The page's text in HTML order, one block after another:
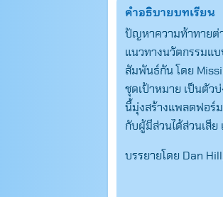
คำอธิบายบทเรียน
ปัญหาความท้าทายต่
แนวทางนวัตกรรมแบ
สัมพันธ์กัน โดย
ชุดเป้าหมาย เป็นตัว
นี้มุ่งสร้างแพลตฟอร์
กับผู้มีส่วนได้ส่วนเสี
บรรยายโดย Dan